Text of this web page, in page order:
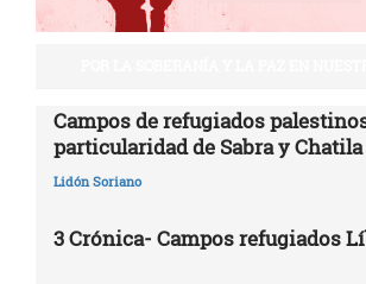
Campos de refugiados
particularidad de Sabra y Chatila
Lidón Soriano
3 Crónica- Campos refugiados